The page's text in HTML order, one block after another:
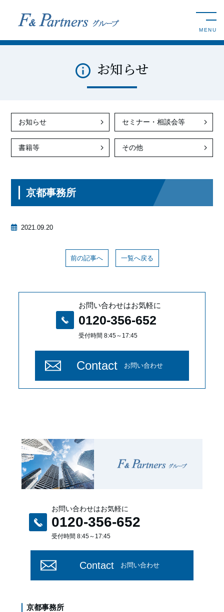
toggle
MENU
お知らせ
お知らせ セミナー・相談会等
書籍等 その他
京都事務所
2021.09.20
前の記事へ 一覧へ戻る
お問い合わせはお気軽に
0120-356-652
受付時間 8:45～17:45
Contact お問い合わせ
お問い合わせはお気軽に
0120-356-652
受付時間 8:45～17:45
Contact お問い合わせ
京都事務所